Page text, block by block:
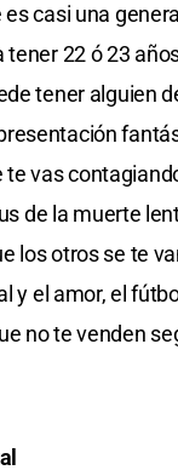
casi una
22 ó 23
tener alguien
vas
de la muerte
los otros se te
y el amor, el
no te venden